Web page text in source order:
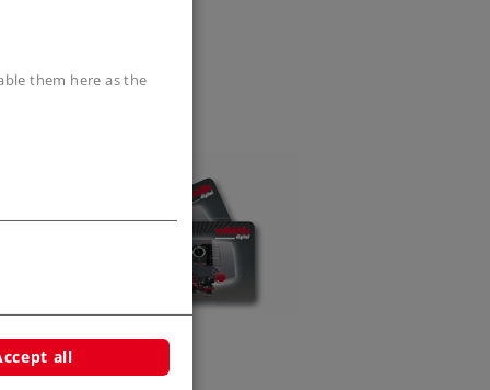
einer
them here as the
all